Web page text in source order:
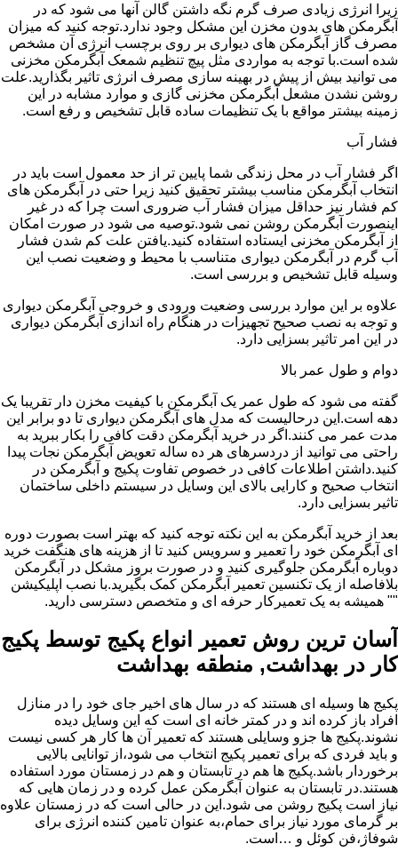
زیرا انرژی زیادی صرف گرم نگه داشتن گالن آنها می شود که در
آبگرمکن های بدون مخزن این مشکل وجود ندارد.توجه کنید که میزان
مصرف گاز آبگرمکن های دیواری بر روی برچسب انرژی آن مشخص
شده است.با توجه به مواردی مثل پیچ تنظیم شمعک آبگرمکن مخزنی
می توانید بیش از پیش در بهینه سازی مصرف انرژی تاثیر بگذارید.علت
روشن نشدن مشعل آبگرمکن مخزنی گازی و موارد مشابه در این
زمینه بیشتر مواقع با یک تنظیمات ساده قابل تشخیص و رفع است.
فشار آب
اگر فشار آب در محل زندگی شما پایین تر از حد معمول است باید در
انتخاب آبگرمکن مناسب بیشتر تحقیق کنید زیرا حتی در آبگرمکن های
کم فشار نیز حداقل میزان فشار آب ضروری است چرا که در غیر
اینصورت آبگرمکن روشن نمی شود.توصیه می شود در صورت امکان
از آبگرمکن مخزنی ایستاده استفاده کنید.یافتن علت کم شدن فشار
آب گرم در آبگرمکن دیواری متناسب با محیط و وضعیت نصب این
وسیله قابل تشخیص و بررسی است.
علاوه بر این موارد بررسی وضعیت ورودی و خروجی آبگرمکن دیواری
و توجه به نصب صحیح تجهیزات در هنگام راه اندازی آبگرمکن دیواری
در این امر تاثیر بسزایی دارد.
دوام و طول عمر بالا
گفته می شود که طول عمر یک آبگرمکن با کیفیت مخزن دار تقریبا یک
دهه است.این درحالیست که مدل های آبگرمکن دیواری تا دو برابر این
مدت عمر می کنند.اگر در خرید آبگرمکن دقت کافی را بکار ببرید به
راحتی می توانید از دردسرهای هر ده ساله تعویض آبگرمکن نجات پیدا
کنید.داشتن اطلاعات کافی در خصوص تفاوت پکیج و آبگرمکن در
انتخاب صحیح و کارایی بالای این وسایل در سیستم داخلی ساختمان
تاثیر بسزایی دارد.
بعد از خرید آبگرمکن به این نکته توجه کنید که بهتر است بصورت دوره
ای آبگرمکن خود را تعمیر و سرویس کنید تا از هزینه های هنگفت خرید
دوباره آبگرمکن جلوگیری کنید و در صورت بروز مشکل در آبگرمکن
بلافاصله از یک تکنسین تعمیر آبگرمکن کمک بگیرید.با نصب اپلیکیشن
"" همیشه به یک تعمیرکار حرفه ای و متخصص دسترسی دارید.
آسان ترین روش تعمیر انواع پکیج توسط پکیج
کار در بهداشت, منطقه بهداشت
پکیج ها وسیله ای هستند که در سال های اخیر جای خود را در منازل
افراد باز کرده اند و در کمتر خانه ای است که این وسایل دیده
نشوند.پکیج ها جزو وسایلی هستند که تعمیر آن ها کار هر کسی نیست
و باید فردی که برای تعمیر پکیج انتخاب می شود،از توانایی بالایی
برخوردار باشد.پکیج ها هم در تابستان و هم در زمستان مورد استفاده
هستند.در تابستان به عنوان آبگرمکن عمل کرده و در زمان هایی که
نیاز است پکیج روشن می شود.این در حالی است که در زمستان علاوه
بر گرمای مورد نیاز برای حمام،به عنوان تامین کننده انرژی برای
شوفاژ،فن کوئل و …است.